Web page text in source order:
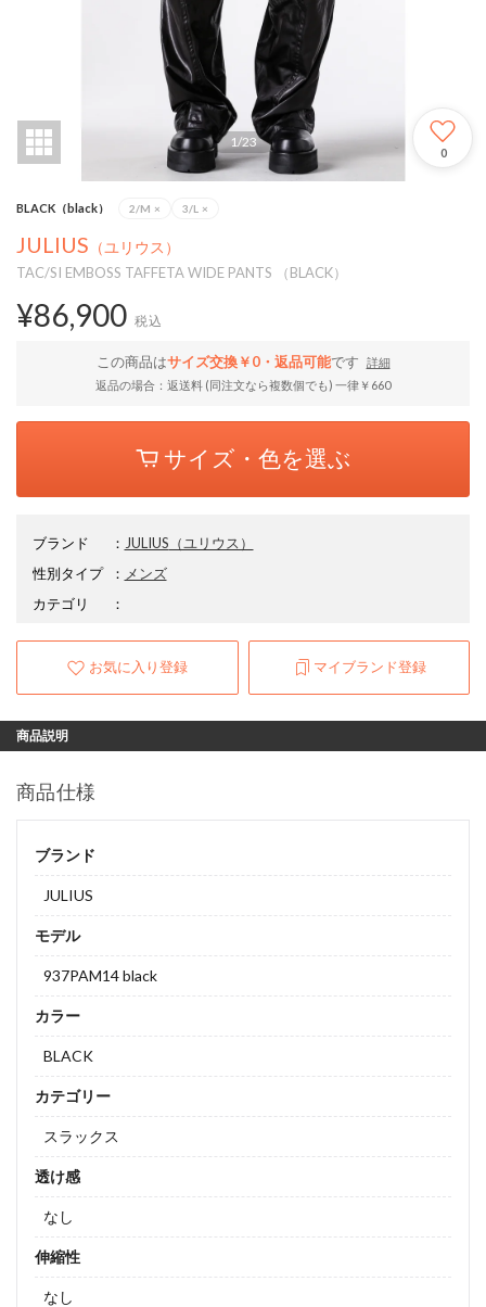
1/23
0
BLACK（black） 2/M × 3/L ×
JULIUS （ユリウス）
TAC/SI EMBOSS TAFFETA WIDE PANTS （BLACK）
¥86,900 税込
この商品はサイズ交換￥0・返品可能です
詳細
返品の場合：返送料 (同注文なら複数個でも) 一律￥660
サイズ・色を選ぶ
ブランド ： JULIUS （ユリウス）
性別タイプ
： メンズ
カテゴリ
：
お気に入り登録 マイブランド登録
商品説明
商品仕様
ブランド
JULIUS
モデル
937PAM14 black
カラー
BLACK
カテゴリー
スラックス
透け感
なし
伸縮性
なし